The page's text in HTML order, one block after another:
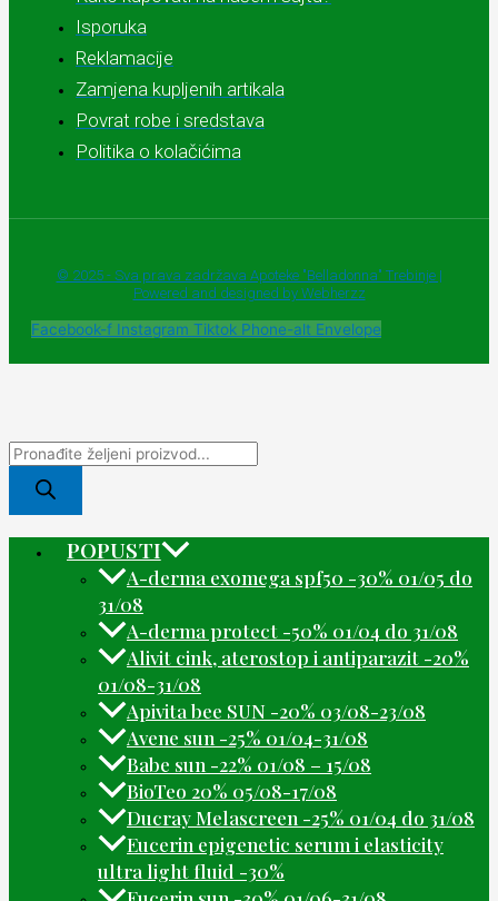
Isporuka
Reklamacije
Zamjena kupljenih artikala
Povrat robe i sredstava
Politika o kolačićima
© 2025 - Sva prava zadržava Apoteke "Belladonna" Trebinje |
Powered and designed by Webherzz
Facebook-f Instagram Tiktok Phone-alt Envelope
POPUSTI
A-derma exomega spf50 -30% 01/05 do
31/08
A-derma protect -50% 01/04 do 31/08
Alivit cink, aterostop i antiparazit -20%
01/08-31/08
Apivita bee SUN -20% 03/08-23/08
Avene sun -25% 01/04-31/08
Babe sun -22% 01/08 – 15/08
BioTeo 20% 05/08-17/08
Ducray Melascreen -25% 01/04 do 31/08
Eucerin epigenetic serum i elasticity
ultra light fluid -30%